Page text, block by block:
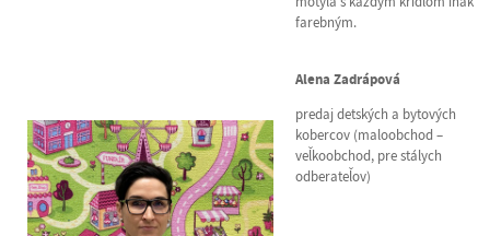
farebným.
Alena Zadrápová
predaj detských a bytových
kobercov (maloobchod –
veľkoobchod, pre stálych
odberateľov)